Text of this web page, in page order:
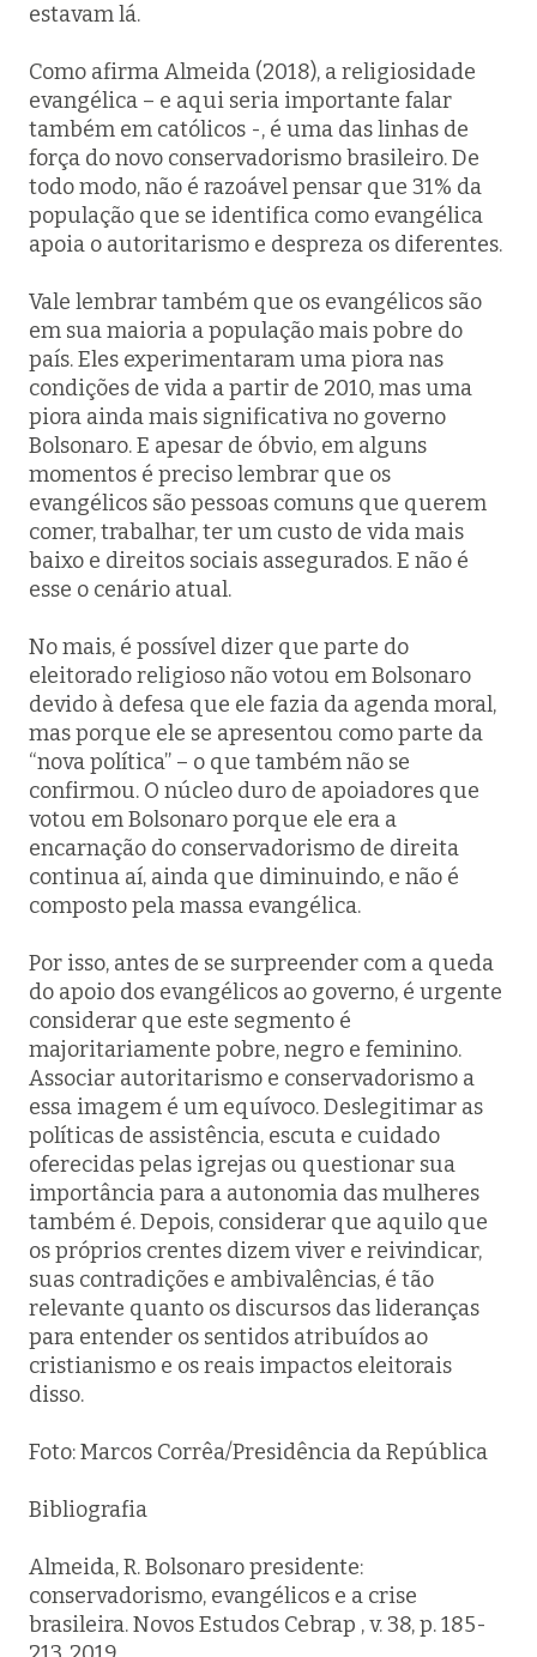
estavam lá.
Como afirma Almeida (2018), a religiosidade
evangélica – e aqui seria importante falar
também em católicos -, é uma das linhas de
força do novo conservadorismo brasileiro. De
todo modo, não é razoável pensar que 31% da
população que se identifica como evangélica
apoia o autoritarismo e despreza os diferentes.
Vale lembrar também que os evangélicos são
em sua maioria a população mais pobre do
país. Eles experimentaram uma piora nas
condições de vida a partir de 2010, mas uma
piora ainda mais significativa no governo
Bolsonaro. E apesar de óbvio, em alguns
momentos é preciso lembrar que os
evangélicos são pessoas comuns que querem
comer, trabalhar, ter um custo de vida mais
baixo e direitos sociais assegurados. E não é
esse o cenário atual.
No mais, é possível dizer que parte do
eleitorado religioso não votou em Bolsonaro
devido à defesa que ele fazia da agenda moral,
mas porque ele se apresentou como parte da
“nova política” – o que também não se
confirmou. O núcleo duro de apoiadores que
votou em Bolsonaro porque ele era a
encarnação do conservadorismo de direita
continua aí, ainda que diminuindo, e não é
composto pela massa evangélica.
Por isso, antes de se surpreender com a queda
do apoio dos evangélicos ao governo, é urgente
considerar que este segmento é
majoritariamente pobre, negro e feminino.
Associar autoritarismo e conservadorismo a
essa imagem é um equívoco. Deslegitimar as
políticas de assistência, escuta e cuidado
oferecidas pelas igrejas ou questionar sua
importância para a autonomia das mulheres
também é. Depois, considerar que aquilo que
os próprios crentes dizem viver e reivindicar,
suas contradições e ambivalências, é tão
relevante quanto os discursos das lideranças
para entender os sentidos atribuídos ao
cristianismo e os reais impactos eleitorais
disso.
Foto: Marcos Corrêa/Presidência da República
Bibliografia
Almeida, R. Bolsonaro presidente:
conservadorismo, evangélicos e a crise
brasileira. Novos Estudos Cebrap , v. 38, p. 185-